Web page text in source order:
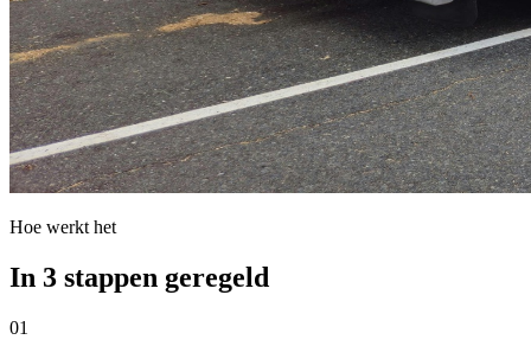
Hoe werkt het
In 3 stappen geregeld
01